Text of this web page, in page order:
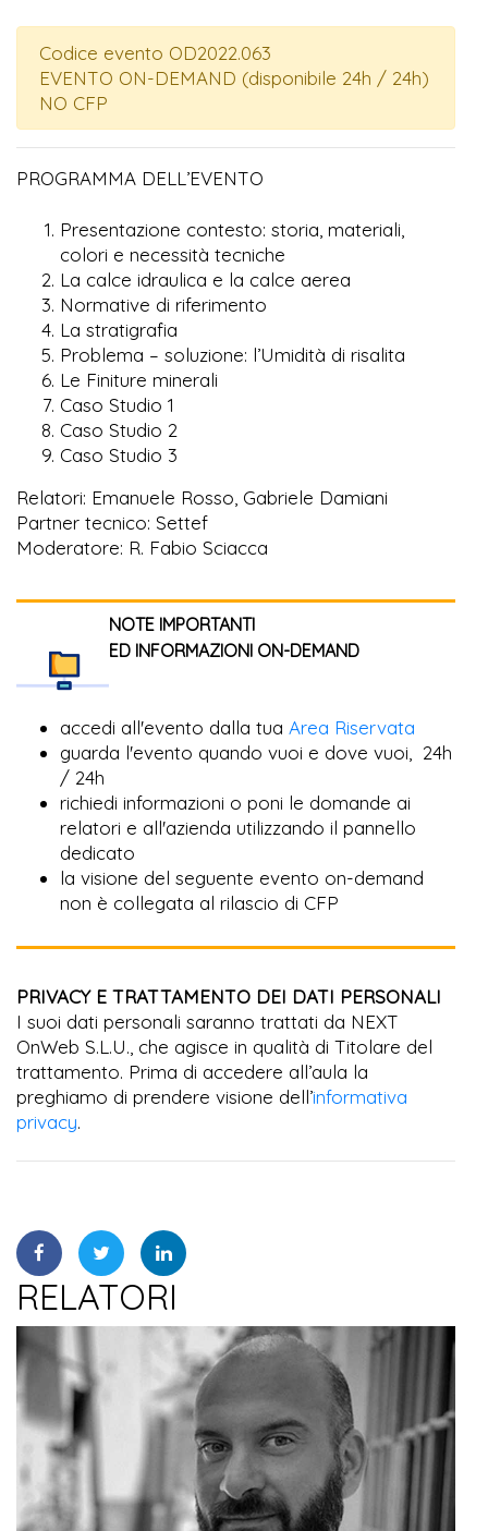
Codice evento OD2022.063
EVENTO ON-DEMAND (disponibile 24h / 24h)
NO CFP
PROGRAMMA DELL’EVENTO
Presentazione contesto: storia, materiali,
colori e necessità tecniche
La calce idraulica e la calce aerea
Normative di riferimento
La stratigrafia
Problema – soluzione: l’Umidità di risalita
Le Finiture minerali
Caso Studio 1
Caso Studio 2
Caso Studio 3
Relatori: Emanuele Rosso, Gabriele Damiani
Partner tecnico: Settef
Moderatore: R. Fabio Sciacca
NOTE IMPORTANTI
ED INFORMAZIONI ON-DEMAND
accedi all'evento dalla tua Area Riservata
guarda l'evento quando vuoi e dove vuoi, 24h
/ 24h
richiedi informazioni o poni le domande ai
relatori e all'azienda utilizzando il pannello
dedicato
la visione del seguente evento on-demand
non è collegata al rilascio di CFP
PRIVACY E TRATTAMENTO DEI DATI PERSONALI
I suoi dati personali saranno trattati da NEXT
OnWeb S.L.U., che agisce in qualità di Titolare del
trattamento. Prima di accedere all’aula la
preghiamo di prendere visione dell’informativa
privacy.
RELATORI